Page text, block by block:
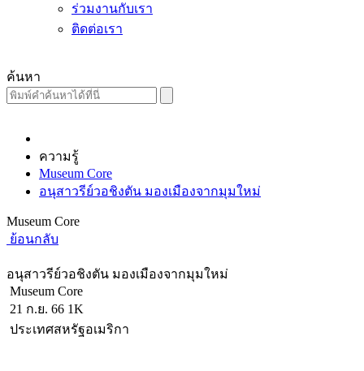
ร่วมงานกับเรา
ติดต่อเรา
ค้นหา
ความรู้
Museum Core
อนุสาวรีย์วอชิงตัน มองเมืองจากมุมใหม่
Museum Core
ย้อนกลับ
อนุสาวรีย์วอชิงตัน มองเมืองจากมุมใหม่
Museum Core
21 ก.ย. 66 1K
ประเทศสหรัฐอเมริกา